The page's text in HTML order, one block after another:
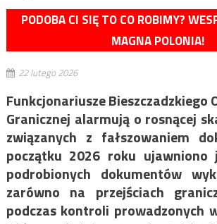
PODOBA CI SIĘ TO CO ROBIMY?
MAGNA POLONIA!
22 lutego 2026
Funkcjonariusze Bieszczadzkiego
Granicznej alarmują o rosnącej
związanych z fałszowaniem
początku 2026 roku ujawniono
podrobionych dokumentów
zarówno na przejściach
podczas kontroli prowadzonych